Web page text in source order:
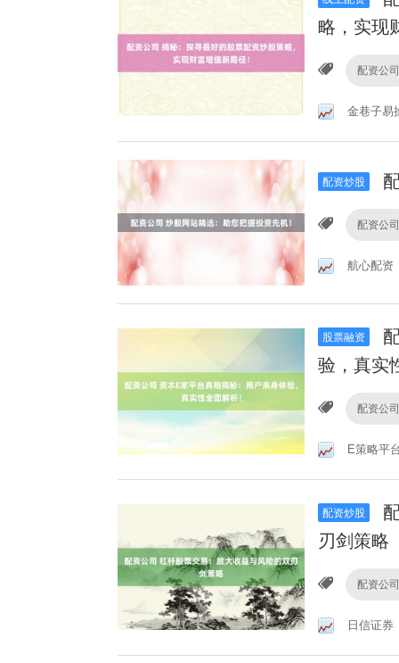
略，实现
配资公司
金巷子易
配资炒股
配资公司
航心配资
股票融资
验，真实
配资公司
E策略平
配资炒股
刃剑策略
配资公司
日信证券